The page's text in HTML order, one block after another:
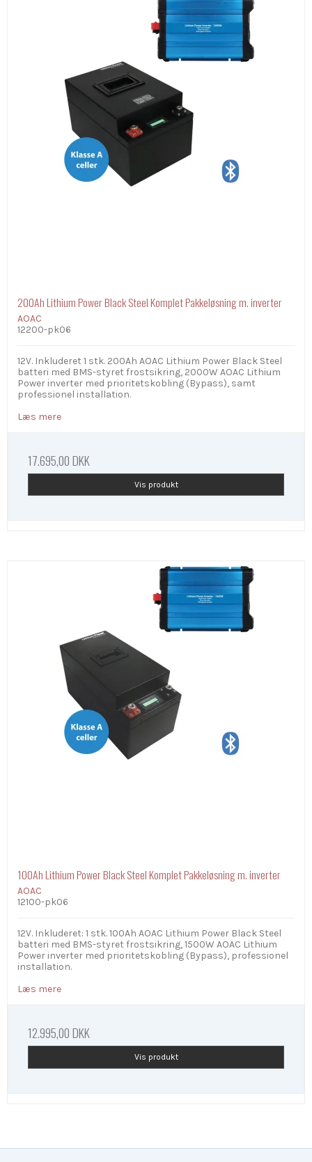
200Ah Lithium Power Black Steel Komplet Pakkeløsning m. inverter
AOAC
12200-pk06
12V. Inkluderet 1 stk. 200Ah AOAC Lithium Power Black Steel
batteri med BMS-styret frostsikring, 2000W AOAC Lithium
Power inverter med prioritetskobling (Bypass), samt
professionel installation.
Læs mere
17.695,00 DKK
Vis produkt
100Ah Lithium Power Black Steel Komplet Pakkeløsning m. inverter
AOAC
12100-pk06
12V. Inkluderet: 1 stk. 100Ah AOAC Lithium Power Black Steel
batteri med BMS-styret frostsikring, 1500W AOAC Lithium
Power inverter med prioritetskobling (Bypass), professionel
installation.
Læs mere
12.995,00 DKK
Vis produkt